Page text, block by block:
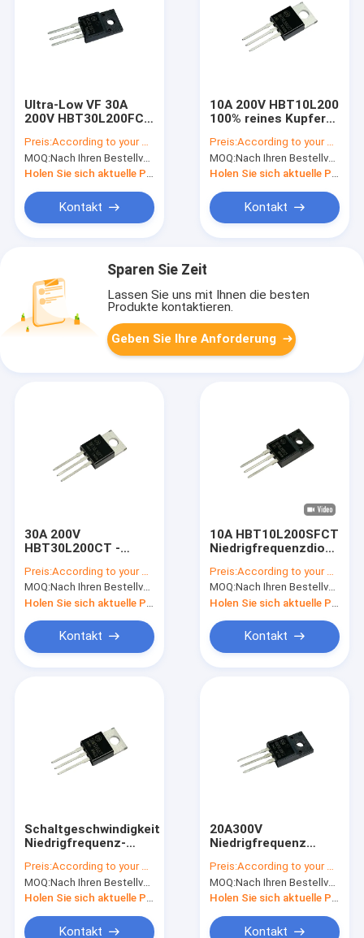
Ultra-Low VF 30A
200V HBT30L200FCT
für drahtlose
Kommunikation
Preis:According to your order requirement
MOQ:Nach Ihren Bestellvorgaben
Holen Sie sich aktuelle Preis
Kontakt
10A 200V HBT10L200
100% reines Kupfer
Niedrigfrequenzdioden
/ sehr niedrige
Vorspannungsdiode
Preis:According to your order requirement
MOQ:Nach Ihren Bestellvorgaben
Holen Sie sich aktuelle Preis
Kontakt
Sparen Sie Zeit
Lassen Sie uns mit Ihnen die besten
Produkte kontaktieren.
Geben Sie Ihre Anforderung
30A 200V
HBT30L200CT -
Stromdichte
Schottky-Diode
Preis:According to your order requirement
MOQ:Nach Ihren Bestellvorgaben
Kontakt
10A HBT10L200SFCT
Niedrigfrequenzdioden
Preis:According to your order requirement
MOQ:Nach Ihren Bestellvorgaben
Kontakt
Schaltgeschwindigkeit
Niedrigfrequenz-
LED-Beleuchtung
SBM20V60CT ROHS
Preis:According to your order requirement
MOQ:Nach Ihren Bestellvorgaben
Holen Sie sich aktuelle Preis
Kontakt
20A300V
Niedrigfrequenz
TO-220F
HBM20L300FCT
Preis:According to your order requirement
MOQ:Nach Ihren Bestellvorgaben
Holen Sie sich aktuelle Preis
Kontakt